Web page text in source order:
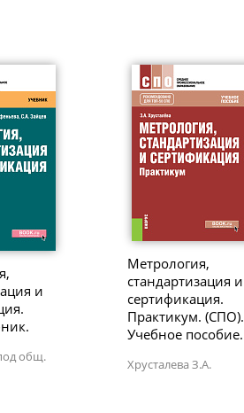
и
общ.
Метрология,
стандартизация и
сертификация.
Практикум. (СПО).
Учебное пособие.
Хрусталева З.А.